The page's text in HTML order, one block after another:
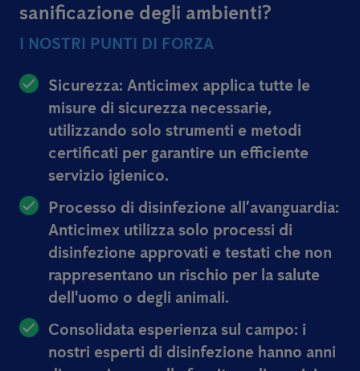
sanificazione degli ambienti?
I NOSTRI PUNTI DI FORZA
Sicurezza: Anticimex applica tutte le
misure di sicurezza necessarie,
utilizzando solo strumenti e metodi
certificati per garantire un efficiente
servizio igienico.
Processo di disinfezione all’avanguardia:
Anticimex utilizza solo processi di
disinfezione approvati e testati che non
rappresentano un rischio per la salute
dell'uomo o degli animali.
Consolidata esperienza sul campo: i
nostri esperti di disinfezione hanno anni